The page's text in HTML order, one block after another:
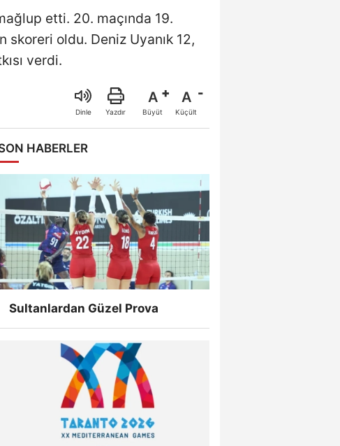
etti. 20. maçında 19.
skoreri oldu. Deniz Uyanık 12,
verdi.
Dinle Yazdır
A
Büyüt
A
Küçült
HABERLER
Sultanlardan Güzel Prova